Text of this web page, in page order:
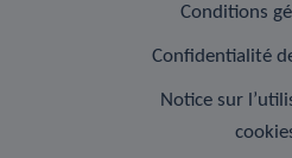
Conditions
Confidentialité
Notice sur